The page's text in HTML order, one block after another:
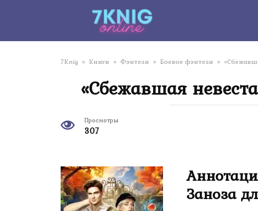
7Knig » Книги » Фэнтези » Боевое фэнтези »
«Сбежавшая
Просмотры
307
Заноза